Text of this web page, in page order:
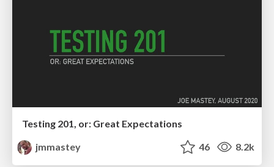
Testing 201, or: Great Expectations
jmmastey
46 8.2k